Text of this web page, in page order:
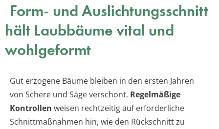
Form- und Auslichtungsschnitt
hält Laubbäume vital und
wohlgeformt
Gut erzogene Bäume bleiben in den ersten Jahren
von Schere und Säge verschont. Regelmäßige
Kontrollen weisen rechtzeitig auf erforderliche
Schnittmaßnahmen hin, wie den Rückschnitt zu